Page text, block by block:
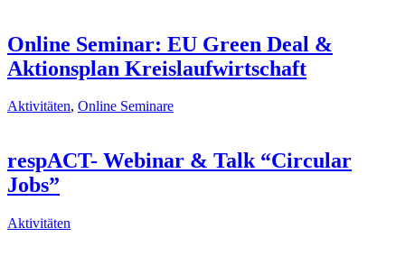
Online Seminar: EU Green Deal &
Aktionsplan Kreislaufwirtschaft
Aktivitäten, Online Seminare
respACT- Webinar & Talk “Circular
Jobs”
Aktivitäten